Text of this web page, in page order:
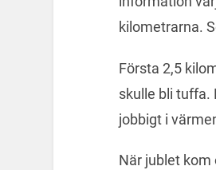
kilometrarna.
Första 2,5
skulle bli tuffa.
jobbigt i
När jublet